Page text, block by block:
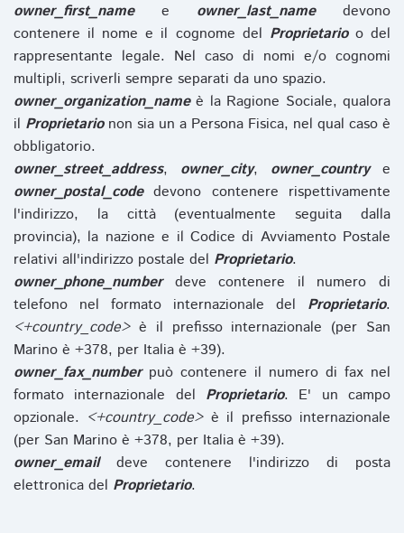
owner_first_namee owner_last_namedevono
contenere il nome e il cognome del Proprietarioo del
rappresentante legale. Nel caso di nomi e/o cognomi
multipli, scriverli sempre separati da uno spazio.
owner_organization_nameè la Ragione Sociale, qualora
il Proprietarionon sia un a Persona Fisica, nel qual caso è
obbligatorio.
owner_street_address, owner_city, owner_countrye
owner_postal_codedevono contenere rispettivamente
l'indirizzo, la città (eventualmente seguita dalla
provincia), la nazione e il Codice di Avviamento Postale
relativi all'indirizzo postale del Proprietario.
owner_phone_numberdeve contenere il numero di
telefono nel formato internazionale del Proprietario.
<+country_code>è il prefisso internazionale (per San
Marino è +378, per Italia è +39).
owner_fax_numberpuò contenere il numero di fax nel
formato internazionale del Proprietario. E' un campo
opzionale. <+country_code>è il prefisso internazionale
(per San Marino è +378, per Italia è +39).
owner_emaildeve contenere l'indirizzo di posta
elettronica del Proprietario.